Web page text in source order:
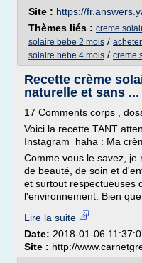
Site : https://
Thèmes liés : creme
solaire bebe 2 mois /
solaire bebe 4 mois / creme
Recette crème
naturelle et sans ...
17 Comments corps ,
Voici la recette TANT
Instagram haha : Ma
Comme vous le savez, je
de beauté, de soin et
et surtout respectueuses
l'environnement. Bien
Lire la suite
Date: 2018-01-06
Site : http://